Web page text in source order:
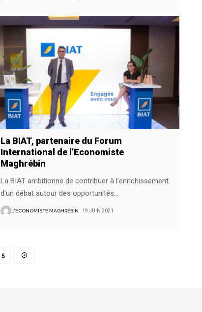
La BIAT, partenaire du Forum
International de l’Economiste
Maghrébin
La BIAT ambitionne de contribuer à l’enrichissement
d’un débat autour des opportunités…
L'ECONOMISTE MAGHRÉBIN 19 JUIN 2021
5